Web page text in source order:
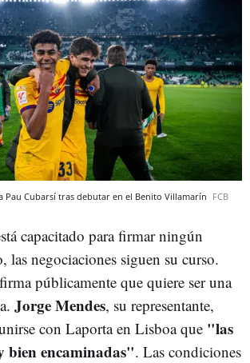
Pau Cubarsí tras debutar en el Benito Villamarín FCB
capacitado para firmar ningún
las negociaciones siguen su curso.
públicamente que quiere ser una
Jorge Mendes, su representante,
con Laporta en Lisboa que "las
bien encaminadas". Las condiciones